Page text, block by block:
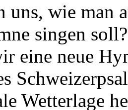
uns, wie man
singen
eine neue
Wetterlage